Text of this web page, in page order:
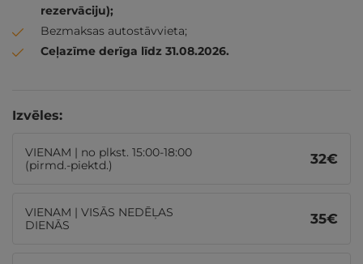
rezervāciju);
Bezmaksas autostāvvieta;
Ceļazīme derīga līdz 31.08.2026.
Izvēles:
VIENAM | no plkst. 15:00-18:00
(pirmd.-piektd.)
32€
VIENAM | VISĀS NEDĒĻAS
DIENĀS
35€